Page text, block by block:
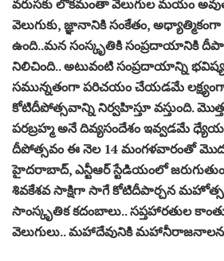
వరుసకు లోకమంతా వెలుగుల మయం
వెలుగుకు, జ్ఞానానికి సంకేతం,
ఉంది..మన సంస్కృతికి సంప్రదాయానికి
నిలిచింది.. అటువంటి సంప్రదాయాన్ని
సమున్నతంగా పరిచయం చేయడమే లక్ష్యంగా
కోటిదీపోత్సవాన్ని నిర్వహిస్తూ వస్తుంది.
పరబ్రహ్మ అనే దివ్యసందేశం ఇవ్వడమే
దీపోత్సవం ఈ నెల 14 మంగళవారంతో
హైదరాబాద్, ఎన్టీఆర్‌ స్టేడియంలో
శివకేశవ సాక్షిగా సాగే కోటిదీపార్చన
సాంస్కృతిక కదంబాలు.. సప్తహారతుల
వెలుగులు.. మహాదేవునికి